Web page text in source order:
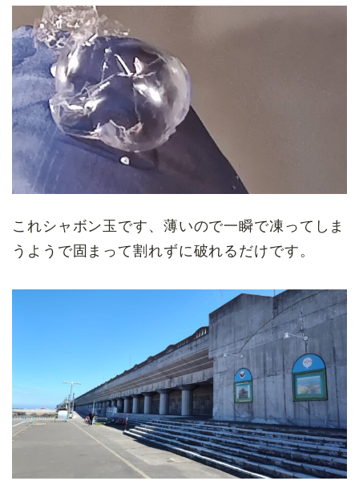
これシャボン玉です、薄いので一瞬で凍ってしま
うようで固まって割れずに破れるだけです。